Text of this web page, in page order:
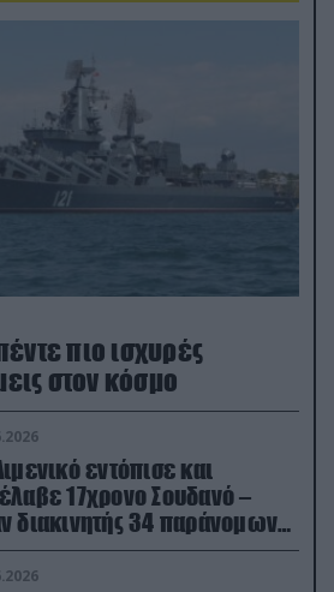
πιο ισχυρές
στον κόσμο
εντόπισε και
17χρονο Σουδανό –
διακινητής 34 παράνομων